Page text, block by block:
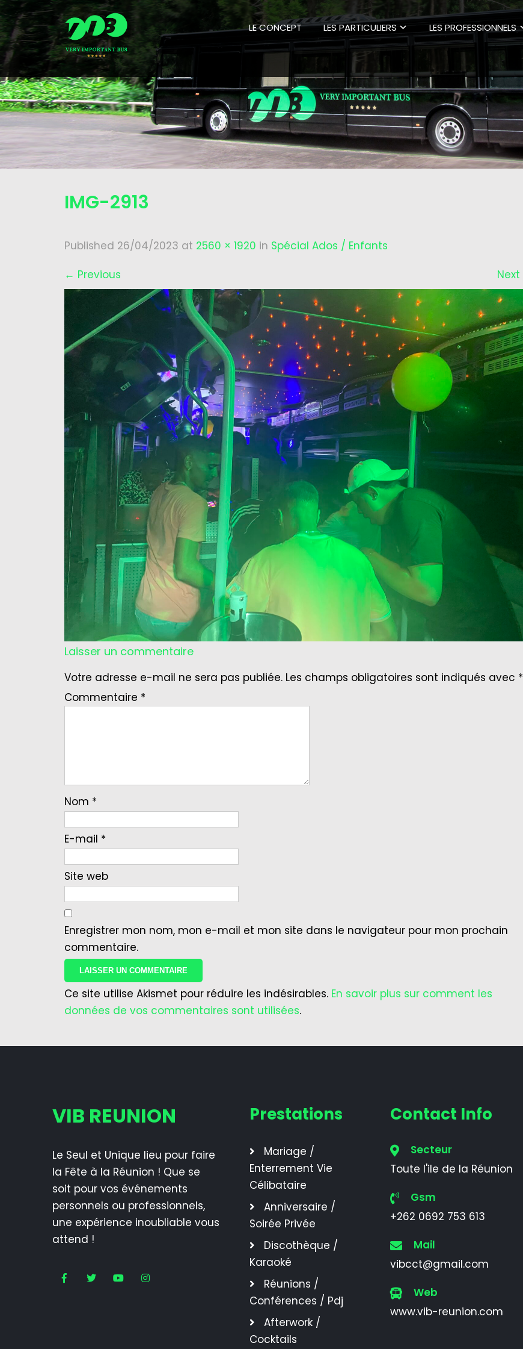
LE CONCEPT LES PARTICULIERS LES PROFESSIONNELS
IMG-2913
Published 26/04/2023 at 2560 × 1920 in Spécial Ados / Enfants
← Previous Next
Laisser un commentaire
Votre adresse e-mail ne sera pas publiée. Les champs obligatoires sont indiqués avec *
Commentaire *
Nom *
E-mail *
Site web
Enregistrer mon nom, mon e-mail et mon site dans le navigateur pour mon prochain
commentaire.
Ce site utilise Akismet pour réduire les indésirables. En savoir plus sur comment les
données de vos commentaires sont utilisées.
VIB REUNION
Le Seul et Unique lieu pour faire
la Fête à la Réunion ! Que se
soit pour vos événements
personnels ou professionnels,
une expérience inoubliable vous
attend !
Prestations
Mariage /
Enterrement Vie
Célibataire
Anniversaire /
Soirée Privée
Discothèque /
Karaoké
Réunions /
Conférences / Pdj
Afterwork /
Cocktails
Contact Info
Secteur
Toute l'ile de la Réunion
Gsm
+262 0692 753 613
Mail
vibcct@gmail.com
Web
www.vib-reunion.com